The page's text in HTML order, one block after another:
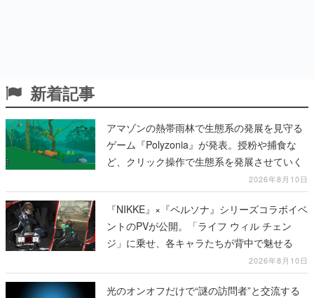
新着記事
アマゾンの熱帯雨林で生態系の発展を見守る
ゲーム『Polyzonia』が発表。授粉や捕食な
ど、クリック操作で生態系を発展させていく
2026年8月10日
『NIKKE』×『ペルソナ』シリーズコラボイベ
ントのPVが公開。「ライフ ウィル チェン
ジ」に乗せ、各キャラたちが背中で魅せる
2026年8月10日
光のオンオフだけで“謎の訪問者”と交流する